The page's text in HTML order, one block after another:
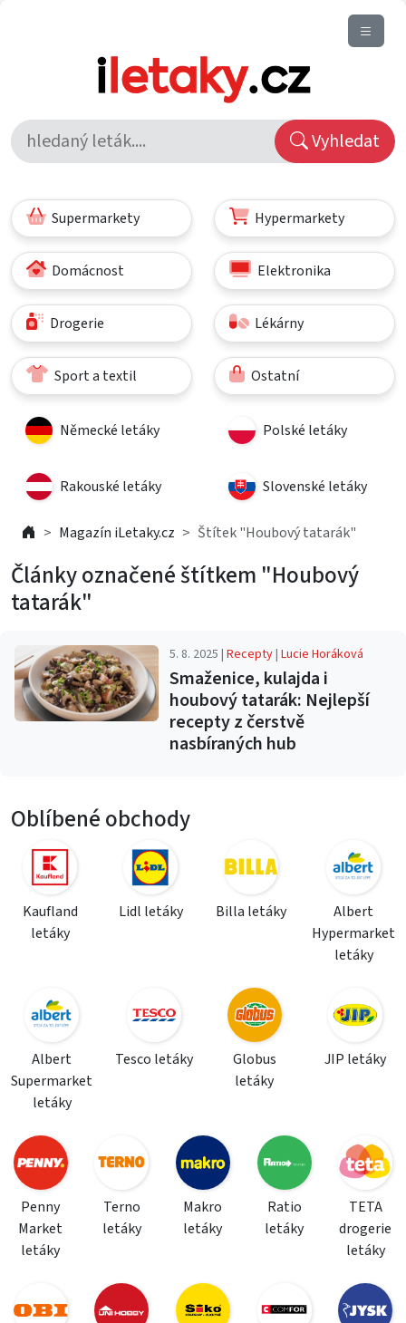
Vyhledat
Supermarkety Hypermarkety
Domácnost Elektronika
Drogerie Lékárny
Sport a textil Ostatní
Německé letáky Polské letáky
Rakouské letáky Slovenské letáky
Magazín iLetaky.cz Štítek "Houbový tatarák"
Články označené štítkem "Houbový
tatarák"
5. 8. 2025 |Recepty|Lucie Horáková
Smaženice, kulajda i
houbový tatarák: Nejlepší
recepty z čerstvě
nasbíraných hub
Oblíbené obchody
Kaufland
letáky
Lidl letáky Billa letáky
Albert
Hypermarket
letáky
Albert
Supermarket
letáky
Tesco letáky
Globus
letáky
JIP letáky
Penny
Market
letáky
Terno
letáky
Makro
letáky
Ratio
letáky
TETA
drogerie
letáky